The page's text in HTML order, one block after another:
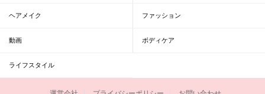
ヘアメイク ファッション
動画 ボディケア
ライフスタイル